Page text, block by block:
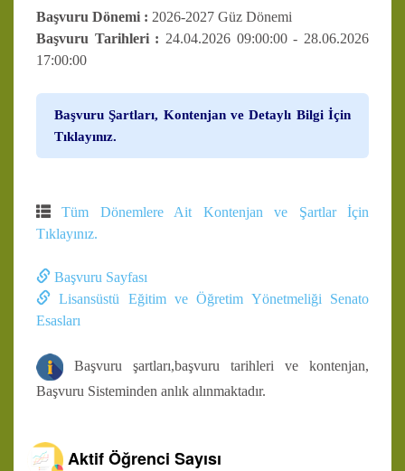
Başvuru Dönemi : 2026-2027 Güz Dönemi
Başvuru Tarihleri : 24.04.2026 09:00:00 - 28.06.2026
17:00:00
Başvuru Şartları, Kontenjan ve Detaylı Bilgi İçin
Tıklayınız.
Tüm Dönemlere Ait Kontenjan ve Şartlar İçin
Tıklayınız.
Başvuru Sayfası
Lisansüstü Eğitim ve Öğretim Yönetmeliği Senato
Esasları
Başvuru şartları,başvuru tarihleri ve kontenjan,
Başvuru Sisteminden anlık alınmaktadır.
Aktif Öğrenci Sayısı